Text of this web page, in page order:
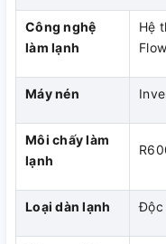
không cần mở cửa tủ.
Bền bỉ vận
Thái Lan, hoàn toàn
vượt vòng đời của sản
tiết tại:Link
Công nghệ
làm lạnh
Hệ
Flow
Máy nén
Môi chấy làm
lạnh
Loại dàn lạnh Độc